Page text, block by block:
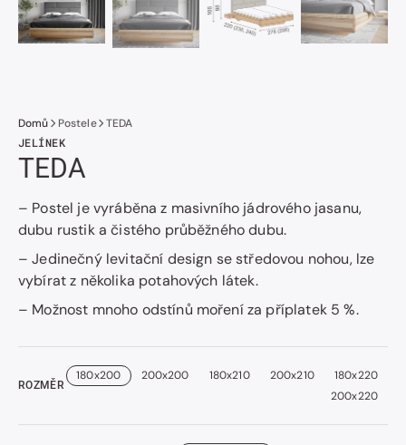
Domů Postele
TEDA
JELÍNEK
TEDA
– Postel je vyráběna z masivního jádrového jasanu,
dubu rustik a čistého průběžného dubu.
– Jedinečný levitační design se středovou nohou, lze
vybírat z několika potahových látek.
– Možnost mnoho odstínů moření za příplatek 5 %.
ROZMĚR
180x200 200x200 180x210 200x210
180x220
200x220